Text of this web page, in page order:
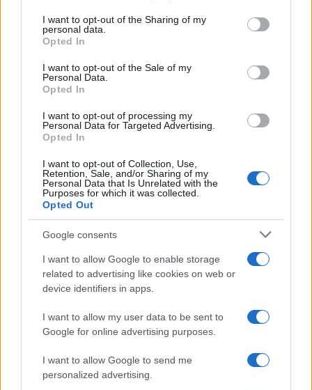
not limited to your visit or usage behaviour. You may click to
grant or deny consent to Google and its third-party tags to
use your data for below specified purposes in below Google
consent section.
I want to opt-out of the Sharing of my
personal data.
Opted In
I want to opt-out of the Sale of my
Personal Data.
Opted In
I want to opt-out of processing my
Personal Data for Targeted Advertising.
Opted In
I want to opt-out of Collection, Use,
Retention, Sale, and/or Sharing of my
Personal Data that Is Unrelated with the
Purposes for which it was collected.
Opted Out
Google consents
I want to allow Google to enable storage
related to advertising like cookies on web or
device identifiers in apps.
I want to allow my user data to be sent to
Google for online advertising purposes.
I want to allow Google to send me
personalized advertising.
Continua a leggere
ALIMENTAZIONE